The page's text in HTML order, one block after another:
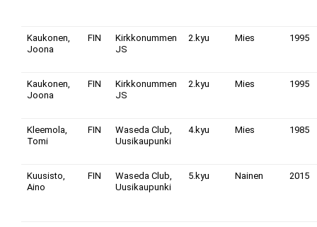
Kaukonen,
Joona
FIN
Kirkkonummen
JS
2.kyu Mies 1995
Kaukonen,
Joona
FIN
Kirkkonummen
JS
2.kyu Mies 1995
Kleemola,
Tomi
FIN
Waseda Club,
Uusikaupunki
4.kyu Mies 1985
Kuusisto,
Aino
FIN
Waseda Club,
Uusikaupunki
5.kyu Nainen 2015